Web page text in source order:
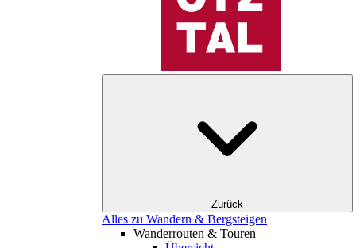
Zurück
Alles zu Wandern & Bergsteigen
Wanderrouten & Touren